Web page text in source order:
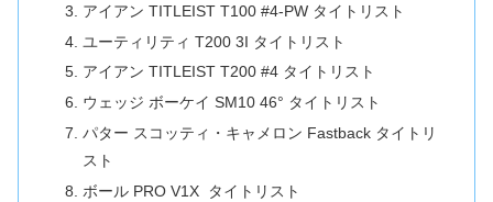
アイアン TITLEIST T100 #4-PW タイトリスト
ユーティリティ T200 3I タイトリスト
アイアン TITLEIST T200 #4 タイトリスト
ウェッジ ボーケイ SM10 46° タイトリスト
パター スコッティ・キャメロン Fastback タイトリ
スト
ボール PRO V1X タイトリスト